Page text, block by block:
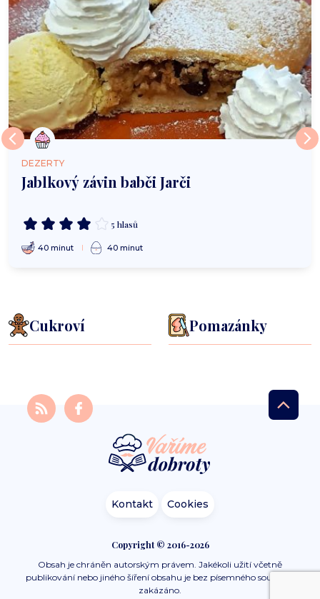
DEZERTY
Jablkový závin babči Jarči
5 hlasů
40 minut 40 minut
Cukroví Pomazánky
Kontakt Cookies
Copyright © 2016-2026
Obsah je chráněn autorským právem. Jakékoli užití včetně
publikování nebo jiného šíření obsahu je bez písemného souhlasu
zakázáno.